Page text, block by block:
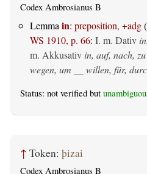
Codex Ambrosianus B
Lemmain: preposition, +adg(
WS 1910, p. 66: I. m. Dativ
m. Akkusativ in, auf, nach, zu
wegen, um __ willen, für,
Status: not verified but
↑ Token: þizai
Codex Ambrosianus B